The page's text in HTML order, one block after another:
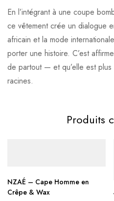
En l’intégrant à une coupe
ce vêtement crée un dialogue
africain et la mode
porter une histoire. C’est
de partout — et qu’elle est
racines.
Produits
NZAÉ – Cape Homme en
Crêpe & Wax